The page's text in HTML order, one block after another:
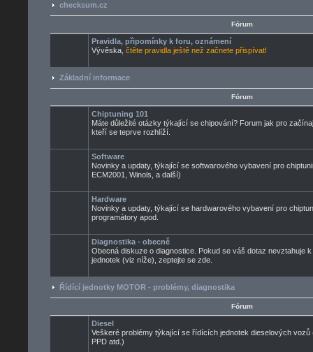
checksum.cz
Fórum
Pravidla, připomínky k foru, oznámení
Vývěska, čtěte pravidla ještě než začnete přispívat!
Základní informace
Fórum
Chiptuning 101
Máte důležité otázky týkající se chipování? Forum jak pro
kteří se teprve rozhlíží.
Software
Novinky a updaty, týkající se softwarového vybavení pro
ECM2001, Winols, a další)
Hardware
Novinky a updaty, týkající se hardwarového vybavení pro
programátory apod.
Diagnostika - obecně
Obecná diskuze o diagnostice. Pokud se váš dotaz nevztahuje
jednotek (viz níže), zeptejte se zde.
Řídící jednotky MOTOR - problémy, diagnostika
Fórum
Diesel
Veškeré problémy týkající se řídících jednotek dieselových vozů
PPD atd.)